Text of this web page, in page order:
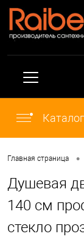
Главная страница •
Душевая
140 см
стекло